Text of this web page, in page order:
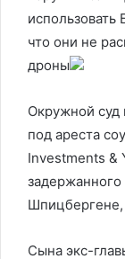
что они не
дроны
Окружной суд
под ареста
Investments &
задержанного
Шпицбергене,
Сына экс-